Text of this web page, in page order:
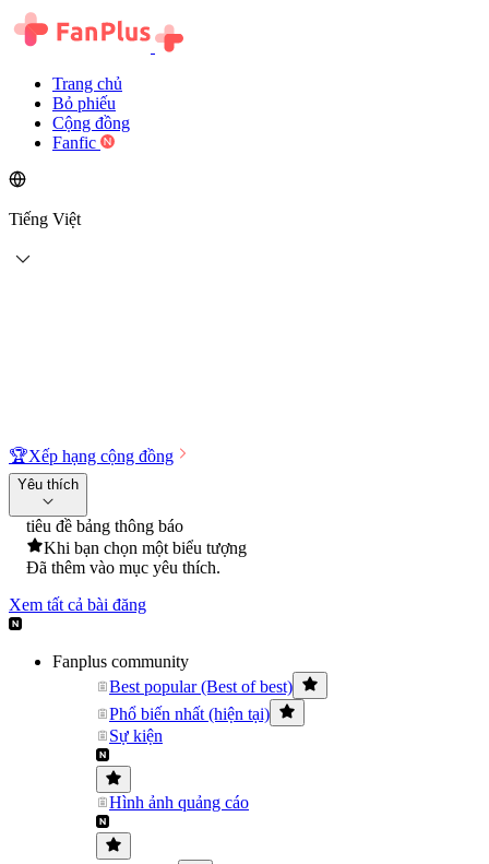
Trang chủ
Bỏ phiếu
Cộng đồng
Fanfic
Tiếng Việt
🏆Xếp hạng cộng đồng
Yêu thích
tiêu đề bảng thông báo
Khi bạn chọn một biểu tượng
Đã thêm vào mục yêu thích.
Xem tất cả bài đăng
Fanplus community
Best popular (Best of best)
Phổ biến nhất (hiện tại)
Sự kiện
Hình ảnh quảng cáo